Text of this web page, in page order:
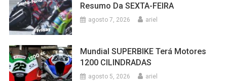
Resumo Da SEXTA-FEIRA
agosto 7, 2026 ariel
Mundial SUPERBIKE Terá Motores
1200 CILINDRADAS
agosto 5, 2026 ariel